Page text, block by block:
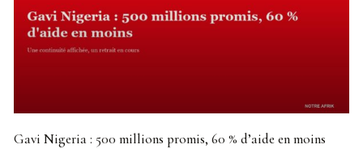
Gavi Nigeria : 500 millions promis, 60 % d’aide en moins